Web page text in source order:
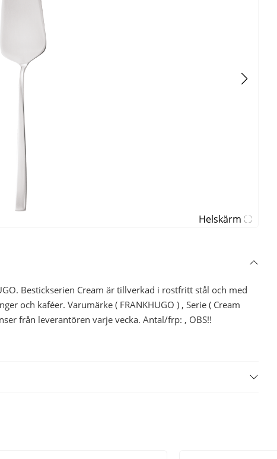
Helskärm
Bestickserien Cream är tillverkad i rostfritt stål och med
och kaféer. Varumärke ( FRANKHUGO ) , Serie ( Cream
från leverantören varje vecka. Antal/frp: , OBS!!